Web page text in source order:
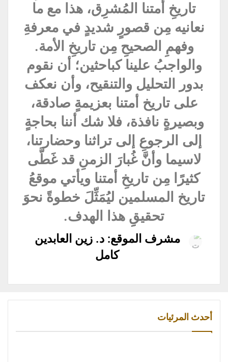
تاريخِ أمتنا المُشرِق، هذا مع ما
نعانيه مِن قصورٍ شديدٍ في معرفةِ
وفهمِ الصحيحِ مِن تاريخِ الأمة.
والواجبُ علينا كباحثين؛ أن نقوم
بدور التحليل والتنقيح، وأن نعكف
على تاريخ أمتنا بعزيمةٍ صادقة،
وبصيرةٍ نافذة، فلا شك أننا بحاجةٍ
إلى الرجوعِ إلى تراثنا وحضارتنا،
لاسيما وأنَّ غُبارَ الزمنِ قد غَطَّى
كثيرًا مِن تاريخِ أمتنا ويأتي موقعُ
تاريخ المسلمين ليُمَثِّلَ خطوةً نحوَ
تحقيقِِ هذا الهدف.
مشرف الموقع: د. زين العابدين
كامل
أحدث المرئيات